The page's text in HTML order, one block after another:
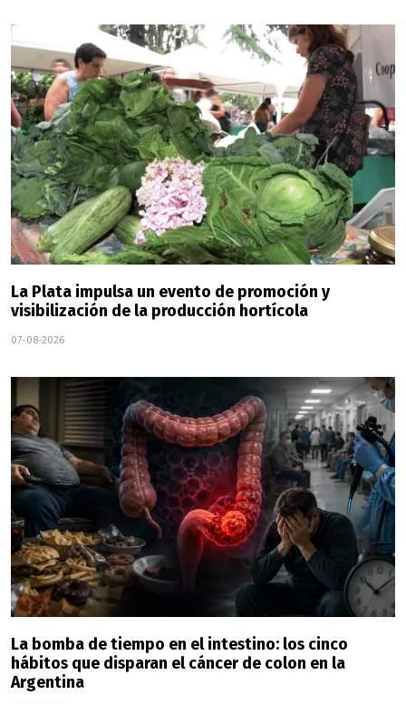
La Plata impulsa un evento de promoción y
visibilización de la producción hortícola
07-08-2026
La bomba de tiempo en el intestino: los cinco
hábitos que disparan el cáncer de colon en la
Argentina